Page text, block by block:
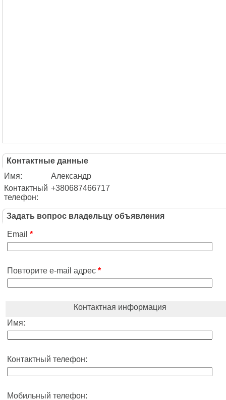
Контактные данные
Имя:
Александр
Контактный
телефон:
+380687466717
Задать вопрос владельцу объявления
Email *
Повторите e-mail адрес *
Контактная информация
Имя:
Контактный телефон:
Мобильный телефон: